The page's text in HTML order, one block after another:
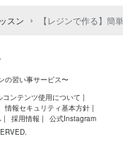
スン 【レジンで作る】簡
の習い事サービス〜
コンテンツ使用について
情報セキュリティ基本方針
採用情報
公式Instagram